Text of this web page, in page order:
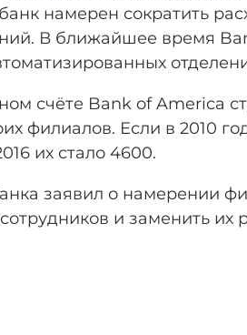
намерен сократить
В ближайшее время
счёте Bank of America
филиалов. Если в 2010
их стало 4600.
заявил о намерении
и заменить их